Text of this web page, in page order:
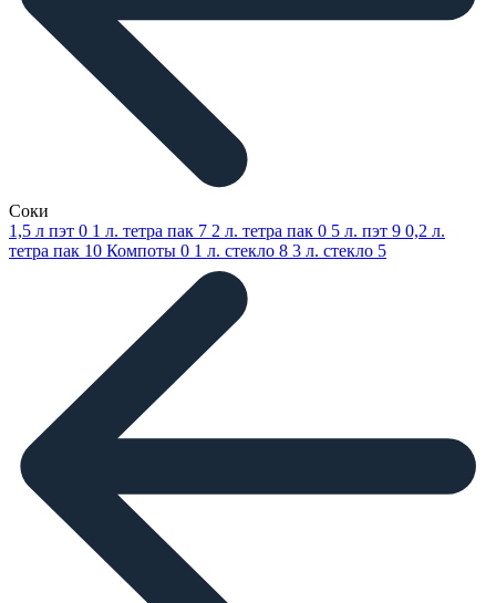
Соки
1,5 л пэт 0 1 л. тетра пак 7 2 л. тетра пак 0 5 л. пэт 9 0,2 л.
тетра пак 10 Компоты 0 1 л. стекло 8 3 л. стекло 5